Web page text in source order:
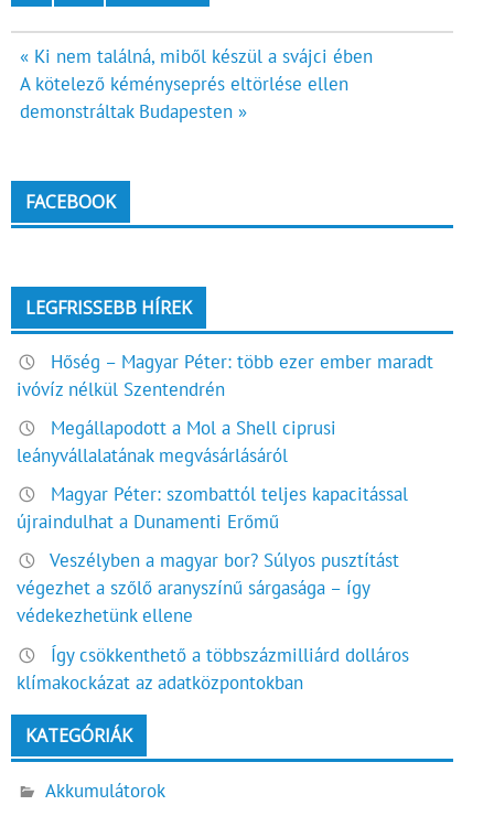
Bejegyzés
navigáció
« Ki nem találná, miből készül a svájci ében
A kötelező kéményseprés eltörlése ellen
demonstráltak Budapesten »
FACEBOOK
LEGFRISSEBB HÍREK
Hőség – Magyar Péter: több ezer ember maradt
ivóvíz nélkül Szentendrén
Megállapodott a Mol a Shell ciprusi
leányvállalatának megvásárlásáról
Magyar Péter: szombattól teljes kapacitással
újraindulhat a Dunamenti Erőmű
Veszélyben a magyar bor? Súlyos pusztítást
végezhet a szőlő aranyszínű sárgasága – így
védekezhetünk ellene
Így csökkenthető a többszázmilliárd dolláros
klímakockázat az adatközpontokban
KATEGÓRIÁK
Akkumulátorok